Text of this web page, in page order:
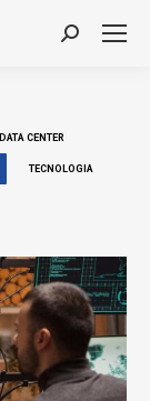
Search:
DATA CENTER
TECNOLOGIA